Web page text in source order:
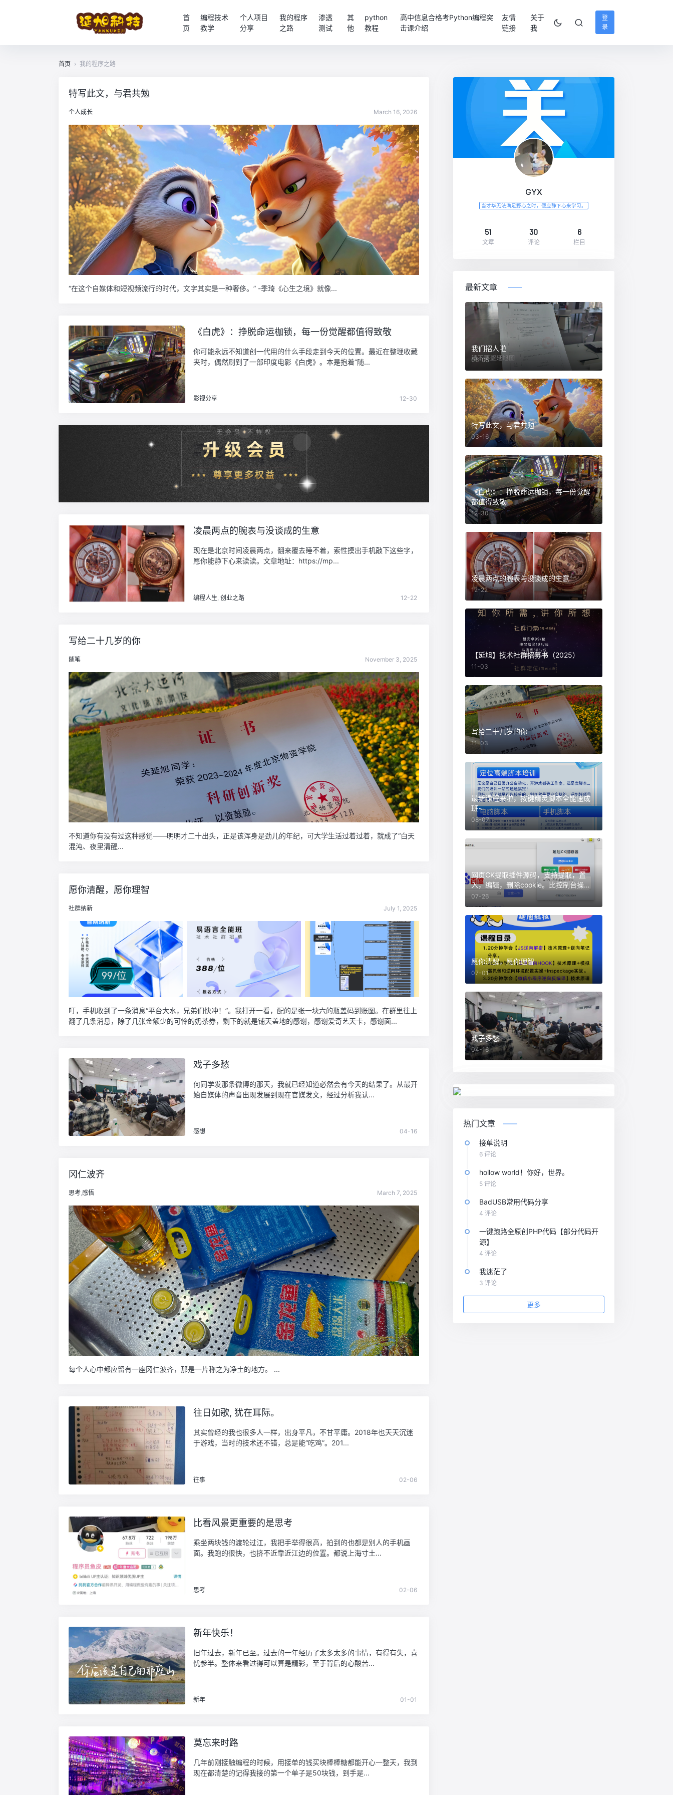
首
页
编程技术
教学
个人项目
分享
我的程序
之路
渗透
测试
其
他
python
教程
高中信息合格考Python编程突
击课介绍
友情
链接
关于
我
登
录
首页 › 我的程序之路
特写此文，与君共勉
个人成长 March 16, 2026
“在这个自媒体和短视频流行的时代，文字其实是一种奢侈。” -季琦《心生之境》就像...
《白虎》：挣脱命运枷锁，每一份觉醒都值得致敬
你可能永远不知道创一代用的什么手段走到今天的位置。最近在整理收藏
夹时，偶然刷到了一部印度电影《白虎》。本是抱着“随...
影视分享 12-30
凌晨两点的腕表与没谈成的生意
现在是北京时间凌晨两点，翻来覆去睡不着，索性摸出手机敲下这些字，
愿你能静下心来读读。文章地址：https://mp...
编程人生 ,创业之路 12-22
写给二十几岁的你
随笔 November 3, 2025
不知道你有没有过这种感觉——明明才二十出头，正是该浑身是劲儿的年纪，可大学生活过着过着，就成了“白天
混沌、夜里清醒...
愿你清醒，愿你理智
社群纳新 July 1, 2025
叮，手机收到了一条消息“平台大水，兄弟们快冲！”。我打开一看，配的是张一块六的瓶盖码到账图。在群里往上
翻了几条消息，除了几张金额少的可怜的奶茶券，剩下的就是铺天盖地的感谢，感谢爱奇艺天卡，感谢面...
戏子多愁
何同学发那条微博的那天，我就已经知道必然会有今天的结果了。从最开
始自媒体的声音出现发展到现在官媒发文，经过分析我认...
感想 04-16
冈仁波齐
思考,感悟 March 7, 2025
每个人心中都应留有一座冈仁波齐，那是一片称之为净土的地方。 ...
往日如歌, 犹在耳际。
其实曾经的我也很多人一样，出身平凡，不甘平庸。2018年也天天沉迷
于游戏，当时的技术还不错，总是能“吃鸡”。201...
往事 02-06
比看风景更重要的是思考
乘坐两块钱的渡轮过江，我把手举得很高，拍到的也都是别人的手机画
面。我跑的很快，也挤不近靠近江边的位置。都说上海寸土...
思考 02-06
新年快乐！
旧年过去，新年已至。过去的一年经历了太多太多的事情，有得有失，喜
忧参半。整体来看过得可以算是精彩，至于背后的心酸苦...
新年 01-01
莫忘来时路
几年前刚接触编程的时候，用接单的钱买块棒棒糖都能开心一整天，我到
现在都清楚的记得我接的第一个单子是50块钱，到手是...
GYX
当才华无法满足野心之时，便应静下心来学习。
51
文章
30
评论
6
栏目
最新文章
我们招人啦
06-05
特写此文，与君共勉
03-16
《白虎》：挣脱命运枷锁，每一份觉醒
都值得致敬
12-30
凌晨两点的腕表与没谈成的生意
12-22
【延旭】技术社群招募书（2025）
11-03
写给二十几岁的你
11-03
最新课程来啦，按键精灵脚本全能速成
班~
08-07
网页CK提取插件源码，支持提取，置
入，编辑，删除cookie。比控制台操作
更加方便。
07-26
愿你清醒，愿你理智
07-01
戏子多愁
04-16
热门文章
接单说明
6 评论
hollow world！你好，世界。
5 评论
BadUSB常用代码分享
4 评论
一键跑路全原创PHP代码【部分代码开
源】
4 评论
我迷茫了
3 评论
更多